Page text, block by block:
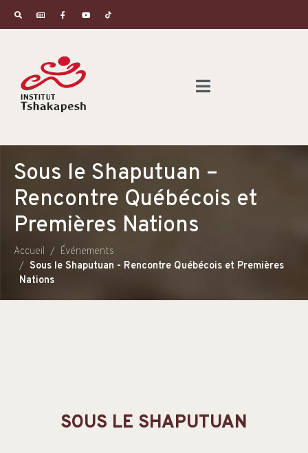
Sous le Shaputuan –
Rencontre Québécois et
Premières Nations
Accueil
Événements
Sous le Shaputuan - Rencontre Québécois et Premières
Nations
SOUS LE SHAPUTUAN